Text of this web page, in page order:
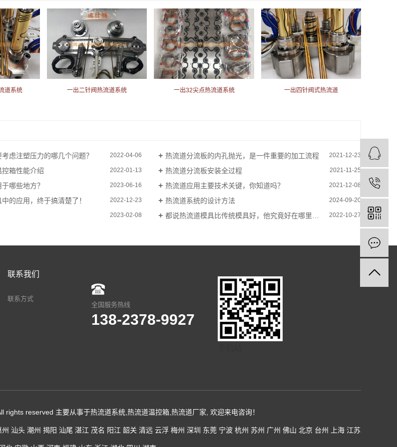
道系统 一出二针阀热流道系统 一出32尖点热流道系统 一出四针阀式热流道
虑注塑压力的哪几个问题？ 2022-04-06 热流道分流板的内孔抛光，是一件重要的加工流程 2021-12-23
箱性能介绍 2022-01-13 热流道分流板安装全过程 2021-11-25
哪些地方？ 2023-06-16 热流道应用主要技术关键，你知道吗？ 2021-12-08
的应用，终于搞清楚了！ 2022-12-23 热流道系统的设计方法 2024-09-20
2023-02-08 都说热流道模具比传统模具好，他究竟好在哪里呢？ 2022-10-27
联系我们
联系方式
全国服务热线
138-2378-9927
rights reserved 主要从事于热流道系统, 热流道温控箱, 热流道厂家 , 欢迎来电咨询！
州 汕头 潮州 揭阳 汕尾 湛江 茂名 阳江 韶关 清远 云浮 梅州 深圳 东莞 宁波 杭州 苏州 广州 佛山 北京 台州 上海 江苏